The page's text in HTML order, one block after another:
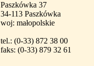
Paszkówka 37
34-113 Paszkówka
woj: małopolskie
tel.: (0-33) 872 38 00
faks: (0-33) 879 32 61